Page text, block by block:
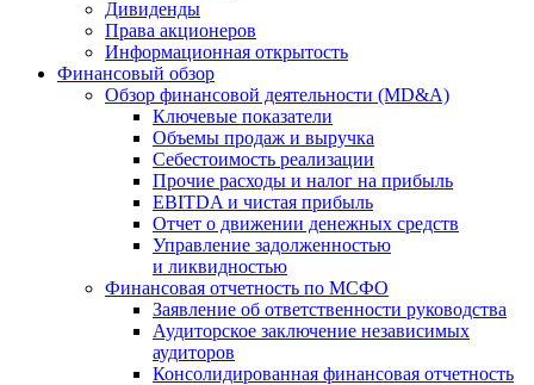
Дивиденды
Права акционеров
Информационная открытость
Финансовый обзор
Обзор финансовой деятельности (MD&A)
Ключевые показатели
Объемы продаж и выручка
Себестоимость реализации
Прочие расходы и налог на прибыль
EBITDA и чистая прибыль
Отчет о движении денежных средств
Управление задолженностью
и ликвидностью
Финансовая отчетность по МСФО
Заявление об ответственности руководства
Аудиторское заключение независимых
аудиторов
Консолидированная финансовая отчетность